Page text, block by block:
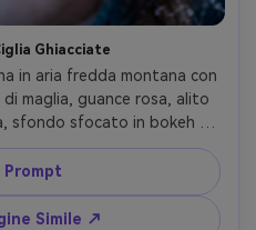
Ghiacciate
in aria fredda montana con
maglia, guance rosa, alito
sfondo sfocato in bokeh di
macro, occhi nitidissimi,
grade minimale pulito
invernale --ar 4:5
Prompt
Simile ↗